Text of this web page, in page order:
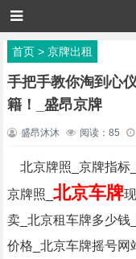
首页> 京牌出租
手把手教你淘到心
籍！_盛昂京牌
盛昂沐沐 阅读： 85
北京牌照_京牌指标
京牌照_ 北京车牌
卖_北京租车牌多少钱
价格_北京车牌摇号网